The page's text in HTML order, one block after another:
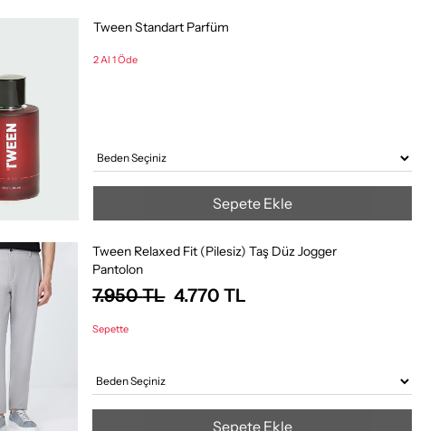
Tween Standart Parfüm
2 Al 1 Öde
Sepete Ekle
Tween Relaxed Fit (Pilesiz) Taş Düz Jogger
Pantolon
7.950TL 4.770TL
Sepette
Sepete Ekle